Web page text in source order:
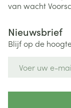
van wacht
Nieuwsbrief
Blijf op de